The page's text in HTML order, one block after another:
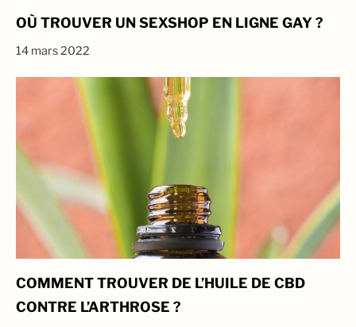
OÙ TROUVER UN SEXSHOP EN LIGNE GAY ?
14 mars 2022
COMMENT TROUVER DE L’HUILE DE CBD
CONTRE L’ARTHROSE ?